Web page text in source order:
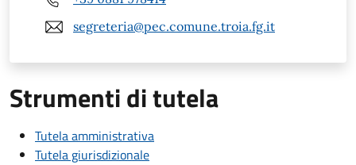
segreteria@pec.comune.troia.fg.it
Strumenti di tutela
Tutela amministrativa
Tutela giurisdizionale